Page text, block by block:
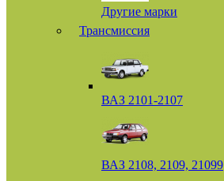
Другие марки
Трансмиссия
ВАЗ 2101-2107
ВАЗ 2108, 2109, 21099